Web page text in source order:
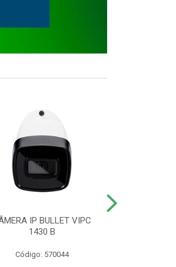
IP BULLET VIPC
1430 B
Código: 570044